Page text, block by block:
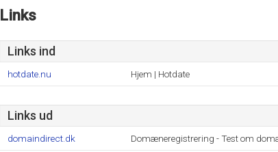
Links
Links ind
hotdate.nu Hjem | Hotdate
Links ud
domaindirect.dk Domæneregistrering - Test om